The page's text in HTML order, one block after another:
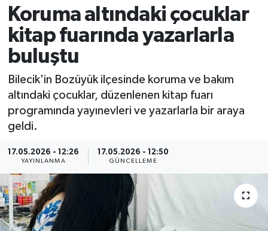
Koruma altındaki çocuklar
kitap fuarında yazarlarla
buluştu
Bilecik'in Bozüyük ilçesinde koruma ve bakım
altındaki çocuklar, düzenlenen kitap fuarı
programında yayınevleri ve yazarlarla bir araya
geldi.
17.05.2026 - 12:26
YAYINLANMA
17.05.2026 - 12:50
GÜNCELLEME
Rize Jandarma Komutanlığı
Bilim Teknoloji
Bölge
Advertising news
Canlı Maç
ÇEVRE
Dış Haberler
Dünya
Süper Lig Puan Durumu ve Fikstür
Tüm Manşetler
Son Dakika Haberleri
Haber Arşivi